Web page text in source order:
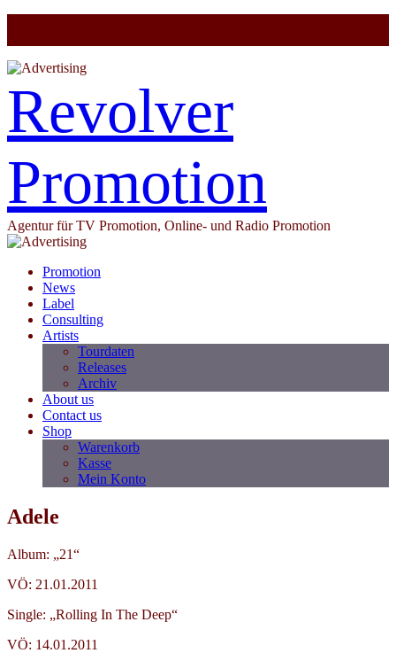
Revolver
Promotion
Agentur für TV Promotion, Online- und Radio Promotion
Promotion
News
Label
Consulting
Artists
Tourdaten
Releases
Archiv
About us
Contact us
Shop
Warenkorb
Kasse
Mein Konto
Adele
Album: „21“
VÖ: 21.01.2011
Single: „Rolling In The Deep“
VÖ: 14.01.2011